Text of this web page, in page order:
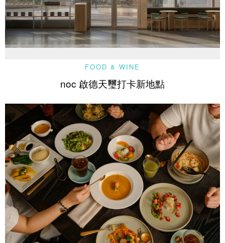
FOOD & WINE
noc 啟德天璽打卡新地點